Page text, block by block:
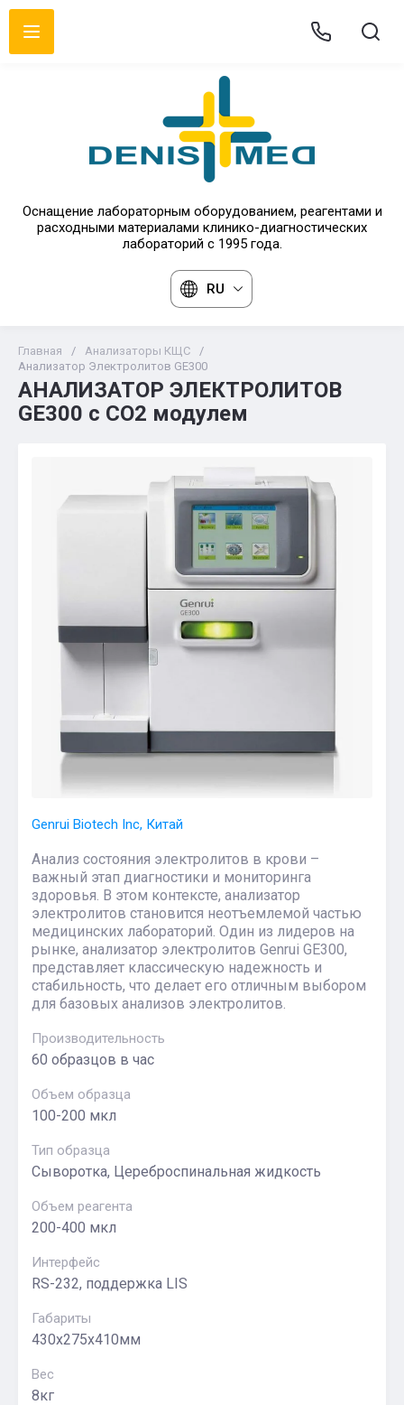
Оснащение лабораторным оборудованием, реагентами и
расходными материалами клинико-диагностических
лабораторий с 1995 года.
RU
Главная / Анализаторы КЩС
/
Анализатор Электролитов GE300
АНАЛИЗАТОР ЭЛЕКТРОЛИТОВ
GE300 с СО2 модулем
Genrui Biotech Inc, Китай
Анализ состояния электролитов в крови –
важный этап диагностики и мониторинга
здоровья. В этом контексте, анализатор
электролитов становится неотъемлемой частью
медицинских лабораторий. Один из лидеров на
рынке, анализатор электролитов Genrui GE300,
представляет классическую надежность и
стабильность, что делает его отличным выбором
для базовых анализов электролитов.
Производительность
60 образцов в час
Объем образца
100-200 мкл
Тип образца
Сыворотка, Цереброспинальная жидкость
Объем реагента
200-400 мкл
Интерфейс
RS-232, поддержка LIS
Габариты
430х275х410мм
Вес
8кг